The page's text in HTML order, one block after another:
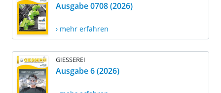
Ausgabe 0708 (2026)
› mehr erfahren
GIESSEREI
Ausgabe 6 (2026)